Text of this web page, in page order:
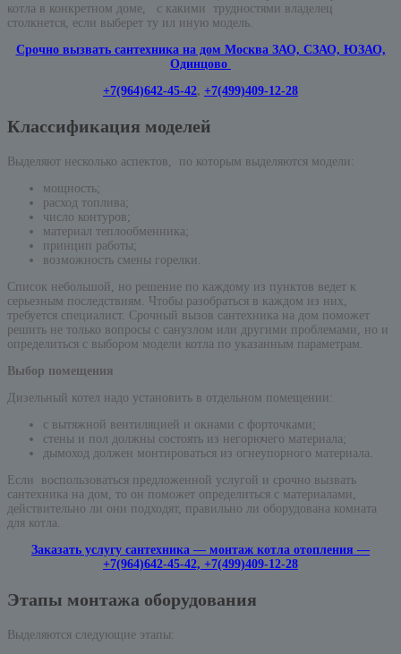
котла в конкретном доме, с какими трудностями владелец
столкнется, если выберет ту ил иную модель.
Срочно вызвать сантехника на дом Москва ЗАО, СЗАО, ЮЗАО,
Одинцово
+7(964)642-45-42, +7(499)409-12-28
Классификация моделей
Выделяют несколько аспектов, по которым выделяются модели:
мощность;
расход топлива;
число контуров;
материал теплообменника;
принцип работы;
возможность смены горелки.
Список небольшой, но решение по каждому из пунктов ведет к
серьезным последствиям. Чтобы разобраться в каждом из них,
требуется специалист. Срочный вызов сантехника на дом поможет
решить не только вопросы с санузлом или другими проблемами, но и
определиться с выбором модели котла по указанным параметрам.
Выбор помещения
Дизельный котел надо установить в отдельном помещении:
с вытяжной вентиляцией и окнами с форточками;
стены и пол должны состоять из негорючего материала;
дымоход должен монтироваться из огнеупорного материала.
Если воспользоваться предложенной услугой и срочно вызвать
сантехника на дом, то он поможет определиться с материалами,
действительно ли они подходят, правильно ли оборудована комната
для котла.
Заказать услугу сантехника — монтаж котла отопления —
+7(964)642-45-42, +7(499)409-12-28
Этапы монтажа оборудования
Выделяются следующие этапы: